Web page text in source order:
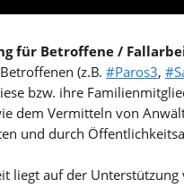
für Betroffene /
(z.B. #Paros3,
bzw. ihre
dem Vermitteln von
und durch
liegt auf der Unterstützung